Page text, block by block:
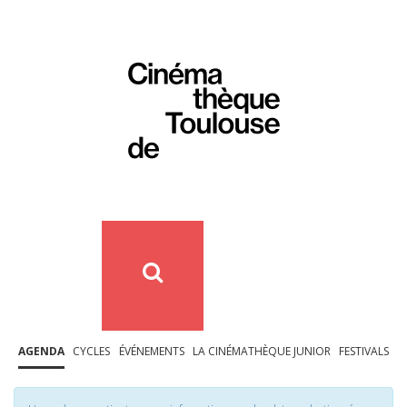
AGENDA CYCLES ÉVÉNEMENTS LA CINÉMATHÈQUE JUNIOR FESTIVALS